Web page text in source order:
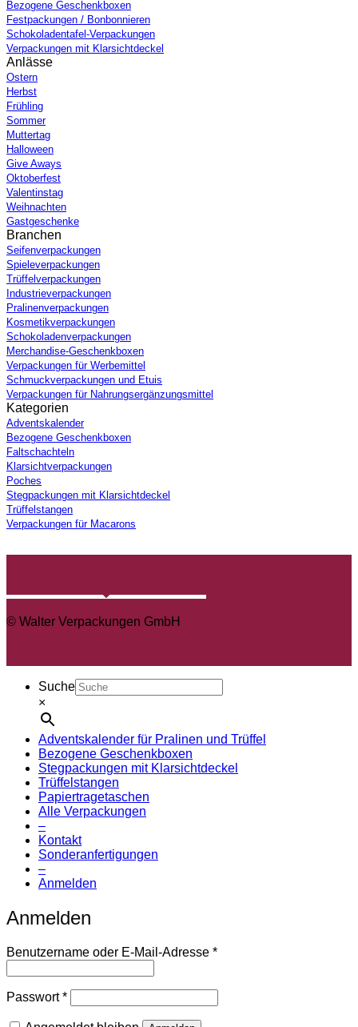
Bezogene Geschenkboxen
Festpackungen / Bonbonnieren
Schokoladentafel-Verpackungen
Verpackungen mit Klarsichtdeckel
Anlässe
Ostern
Herbst
Frühling
Sommer
Muttertag
Halloween
Give Aways
Oktoberfest
Valentinstag
Weihnachten
Gastgeschenke
Branchen
Seifenverpackungen
Spieleverpackungen
Trüffelverpackungen
Industrieverpackungen
Pralinenverpackungen
Kosmetikverpackungen
Schokoladenverpackungen
Merchandise-Geschenkboxen
Verpackungen für Werbemittel
Schmuckverpackungen und Etuis
Verpackungen für Nahrungsergänzungsmittel
Kategorien
Adventskalender
Bezogene Geschenkboxen
Faltschachteln
Klarsichtverpackungen
Poches
Stegpackungen mit Klarsichtdeckel
Trüffelstangen
Verpackungen für Macarons
© Walter Verpackungen GmbH
Suche
×
Adventskalender für Pralinen und Trüffel
Bezogene Geschenkboxen
Stegpackungen mit Klarsichtdeckel
Trüffelstangen
Papiertragetaschen
Alle Verpackungen
–
Kontakt
Sonderanfertigungen
–
Anmelden
Anmelden
Benutzername oder E-Mail-Adresse *Erforderlich
Passwort*Erforderlich